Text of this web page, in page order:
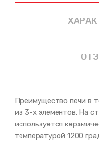
Преимущество печи в
из 3-х элементов. На
используется
температурой 1200